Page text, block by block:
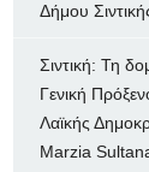
Δήμου
Σιντική: Τη
Γενική
Λαϊκής
Marzia